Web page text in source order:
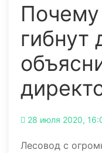
гибнут
28 июля 2020,
Лесовод с